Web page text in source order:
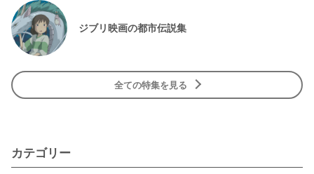
ジブリ映画の都市伝説集
全ての特集を見る
カテゴリー